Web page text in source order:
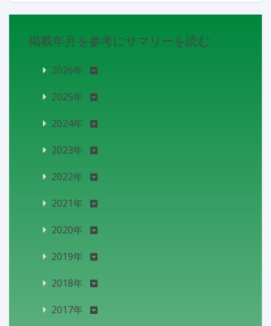
掲載年月を参考にサマリーを読む
2026年
2025年
2024年
2023年
2022年
2021年
2020年
2019年
2018年
2017年